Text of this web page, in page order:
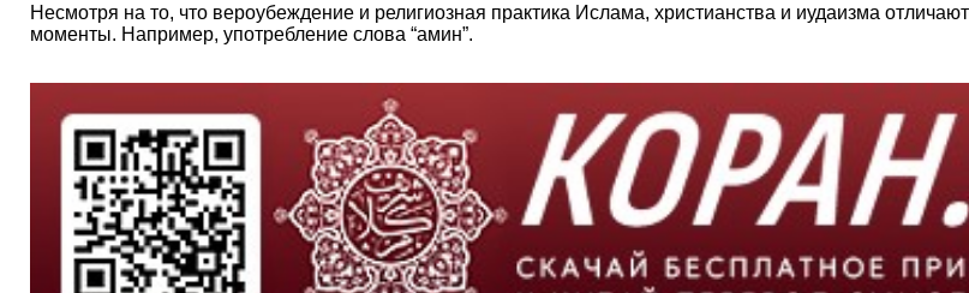
Несмотря на то, что вероубеждение и религиозная практика Ислама, христианства и иудаизма
моменты. Например, употребление слова “амин”.